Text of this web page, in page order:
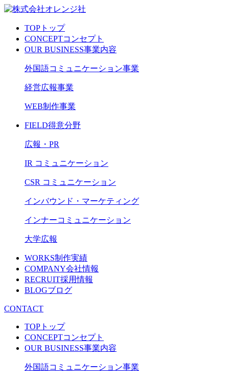
TOP トップ
CONCEPTコンセプト
OUR BUSINESS事業内容
外国語コミュニケーション事業
経営広報事業
WEB制作事業
FIELD得意分野
広報・PR
IR コミュニケーション
CSR コミュニケーション
インバウンド・マーケティング
インナーコミュニケーション
大学広報
WORKS制作実績
COMPANY会社情報
RECRUIT採用情報
BLOGブログ
CONTACT
TOP トップ
CONCEPTコンセプト
OUR BUSINESS事業内容
外国語コミュニケーション事業